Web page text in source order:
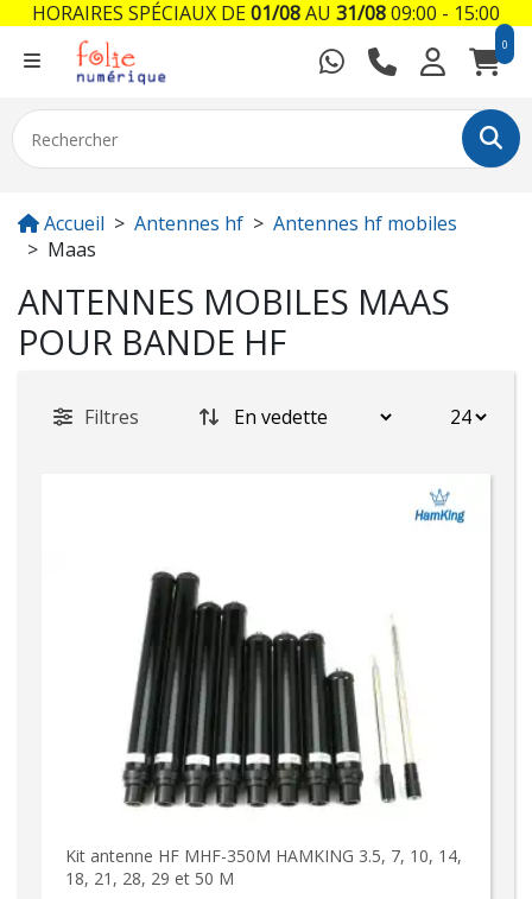
0
Accueil Antennes hf
Antennes hf mobiles
Maas
ANTENNES MOBILES MAAS
POUR BANDE HF
Filtres
Kit antenne HF MHF-350M HAMKING 3.5, 7, 10, 14,
18, 21, 28, 29 et 50 M
HORAIRES SPÉCIAUX DE01/08AU 31/0809:00 - 15:00